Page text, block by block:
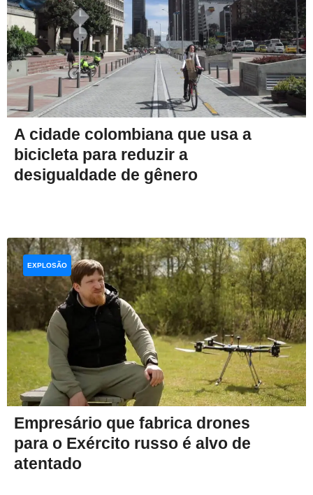
A cidade colombiana que usa a
bicicleta para reduzir a
desigualdade de gênero
Empresário que fabrica drones
para o Exército russo é alvo de
atentado
EXPLOSÃO